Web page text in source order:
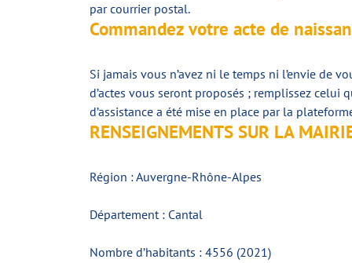
par courrier postal.
Commandez votre acte de
Si jamais vous n’avez ni le temps ni l’envie de
d’actes vous seront proposés ; remplissez celui
d’assistance a été mise en place par la
RENSEIGNEMENTS SUR LA
Région : Auvergne-Rhône-Alpes
Département : Cantal
Nombre d’habitants : 4556 (2021)